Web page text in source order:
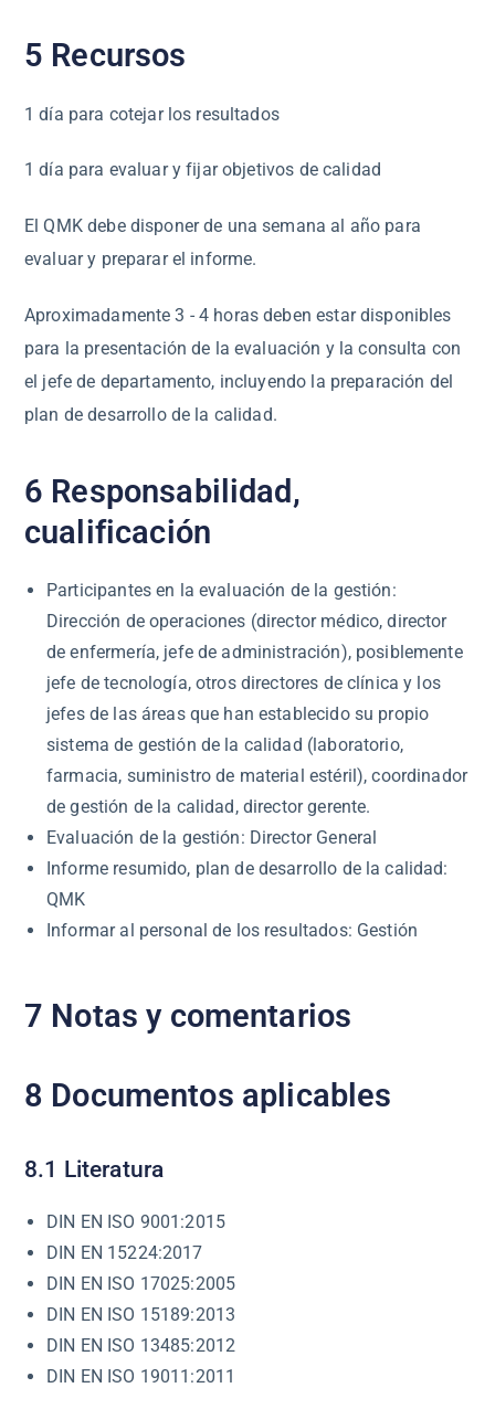
5 Recursos
1 día para cotejar los resultados
1 día para evaluar y fijar objetivos de calidad
El QMK debe disponer de una semana al año para
evaluar y preparar el informe.
Aproximadamente 3 - 4 horas deben estar disponibles
para la presentación de la evaluación y la consulta con
el jefe de departamento, incluyendo la preparación del
plan de desarrollo de la calidad.
6 Responsabilidad,
cualificación
Participantes en la evaluación de la gestión:
Dirección de operaciones (director médico, director
de enfermería, jefe de administración), posiblemente
jefe de tecnología, otros directores de clínica y los
jefes de las áreas que han establecido su propio
sistema de gestión de la calidad (laboratorio,
farmacia, suministro de material estéril), coordinador
de gestión de la calidad, director gerente.
Evaluación de la gestión: Director General
Informe resumido, plan de desarrollo de la calidad:
QMK
Informar al personal de los resultados: Gestión
7 Notas y comentarios
8 Documentos aplicables
8.1 Literatura
DIN EN ISO 9001:2015
DIN EN 15224:2017
DIN EN ISO 17025:2005
DIN EN ISO 15189:2013
DIN EN ISO 13485:2012
DIN EN ISO 19011:2011